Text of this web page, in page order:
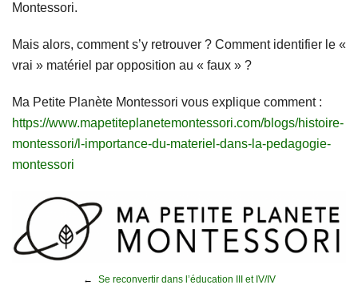
Montessori.
Mais alors, comment s’y retrouver ? Comment identifier le «
vrai » matériel par opposition au « faux » ?
Ma Petite Planète Montessori vous explique comment :
https://www.mapetiteplanetemontessori.com/blogs/histoire-
montessori/l-importance-du-materiel-dans-la-pedagogie-
montessori
← Se reconvertir dans l’éducation III et IV/IV